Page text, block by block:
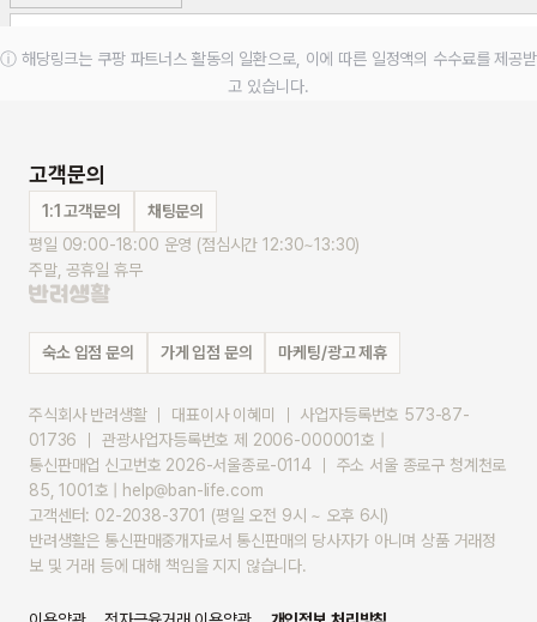
ⓘ 해당링크는 쿠팡 파트너스 활동의 일환으로, 이에 따른 일정액의 수수료를 제공받
고 있습니다.
고객문의
1:1 고객문의
채팅문의
평일 09:00-18:00 운영 (점심시간 12:30~13:30)
주말, 공휴일 휴무
숙소 입점 문의 가게 입점 문의 마케팅/광고 제휴
주식회사 반려생활 ｜ 대표이사 이혜미 ｜ 사업자등록번호 573-87-
01736 ｜ 관광사업자등록번호 제 2006-000001호 |
통신판매업 신고번호 2026-서울종로-0114 ｜ 주소 서울 종로구 청계천로
85, 1001호 | help@ban-life.com
고객센터: 02-2038-3701 (평일 오전 9시 ~ 오후 6시)
반려생활은 통신판매중개자로서 통신판매의 당사자가 아니며 상품 거래정
보 및 거래 등에 대해 책임을 지지 않습니다.